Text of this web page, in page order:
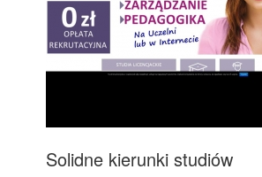
Solidne kierunki studiów